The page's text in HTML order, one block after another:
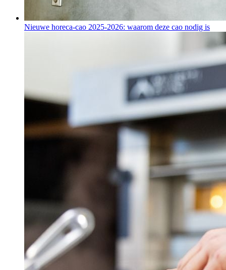
Nieuwe horeca-cao 2025-2026: waarom deze cao nodig is